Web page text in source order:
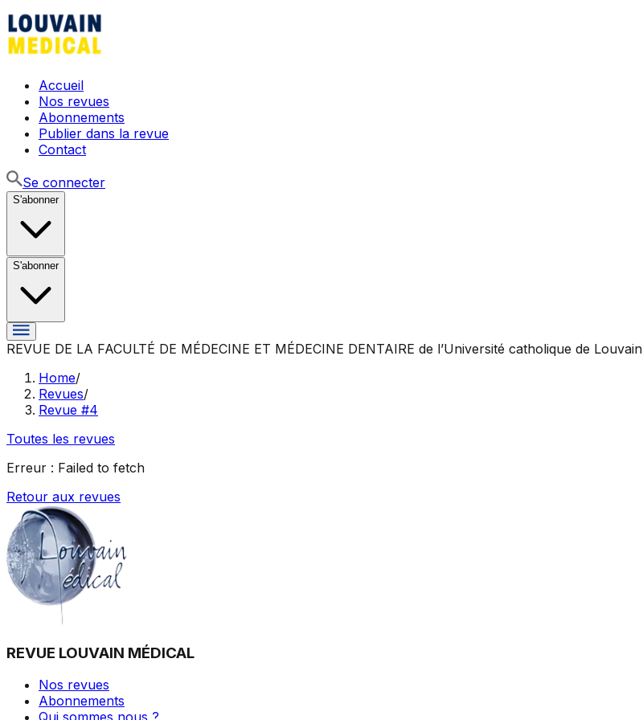
Accueil
Nos revues
Abonnements
Publier dans la revue
Contact
Se connecter
S'abonner
S'abonner
REVUE DE LA FACULTÉ DE MÉDECINE ET MÉDECINE DENTAIRE de l’Université catholique de Louvain
Home/
Revues/
Revue #4
Toutes les revues
Erreur : Failed to fetch
Retour aux revues
REVUE LOUVAIN MÉDICAL
Nos revues
Abonnements